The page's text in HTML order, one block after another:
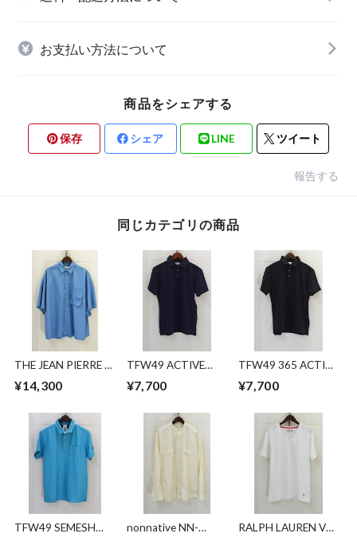
お支払い方法について
商品をシェアする
保存 シェア LINE ツイート
報告する
同じカテゴリの商品
THE JEAN PIERRE ×
SIGNATURE 11XL
¥14,300
TFW49 ACTIVE
¥7,700
TFW49 365 ACTIVE
¥7,700
TFW49 SEMESH
nonnative NN-
RALPH LAUREN Vネ